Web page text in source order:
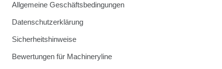
Allgemeine Geschäftsbedingungen
Datenschutzerklärung
Sicherheitshinweise
Bewertungen für Machineryline